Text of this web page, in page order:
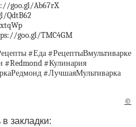
goo.gl/Ab67rX
QdtB62
goo.gl/TMC4GM
#Еда #РецептыВмультиварке
#Redmond #Кулинария
#ЛучшаяМультиварка
©
закладки: